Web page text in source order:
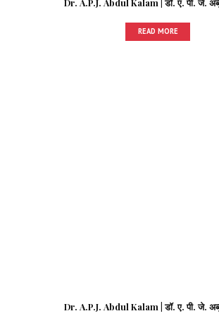
Dr. A.P.J. Abdul Kalam | डॉ. ए. पी. जे.
READ MORE
Dr. A.P.J. Abdul Kalam | डॉ. ए. पी. जे.